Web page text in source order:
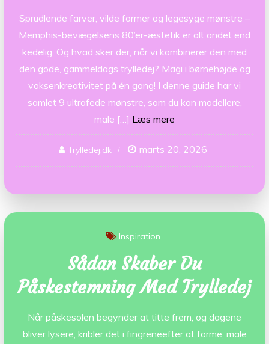
Sprudlende farver, vilde former og legesyge mønstre –
Memphis-bevægelsens 80’er-æstetik er alt andet end
kedelig. Og hvad sker der, når vi kombinerer den med
den gode, gammeldags trylledej? Magi i børnehøjde og
voksenkreativitet på én gang! I denne guide har vi
samlet 9 ultrafede mønstre, som du kan modellere,
male […] Læs mere
Trylledej.dk marts 20, 2026
Inspiration
Sådan Skaber Du
Påskestemning Med Trylledej
Når påskesolen begynder at titte frem, og dagene
bliver lysere, kribler det i fingreneefter at forme, male